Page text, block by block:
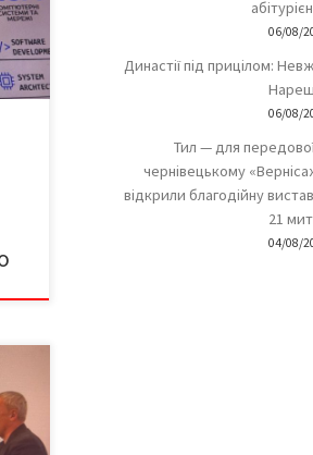
та
06/08/
Династії під прицілом:
06/08/
Тил — для
чернівецькому
відкрили благодійну
21
04/08/